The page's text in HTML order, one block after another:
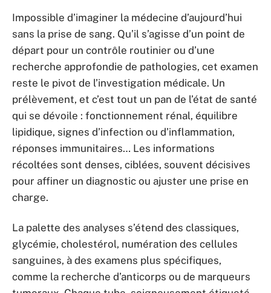
Impossible d’imaginer la médecine d’aujourd’hui
sans la prise de sang. Qu’il s’agisse d’un point de
départ pour un contrôle routinier ou d’une
recherche approfondie de pathologies, cet examen
reste le pivot de l’investigation médicale. Un
prélèvement, et c’est tout un pan de l’état de santé
qui se dévoile : fonctionnement rénal, équilibre
lipidique, signes d’infection ou d’inflammation,
réponses immunitaires… Les informations
récoltées sont denses, ciblées, souvent décisives
pour affiner un diagnostic ou ajuster une prise en
charge.
La palette des analyses s’étend des classiques,
glycémie, cholestérol, numération des cellules
sanguines, à des examens plus spécifiques,
comme la recherche d’anticorps ou de marqueurs